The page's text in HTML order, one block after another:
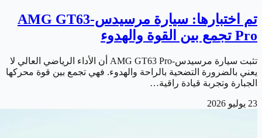
تم اختبارها: سيارة مرسيدس-AMG GT63
Pro تجمع بين القوة والهدوء
تثبت سيارة مرسيدس-AMG GT63 Pro أن الأداء الرياضي العالي لا
يعني بالضرورة التضحية بالراحة والهدوء. فهي تجمع بين قوة محركها
الجبارة وتجربة قيادة راقية…
23 يوليو 2026